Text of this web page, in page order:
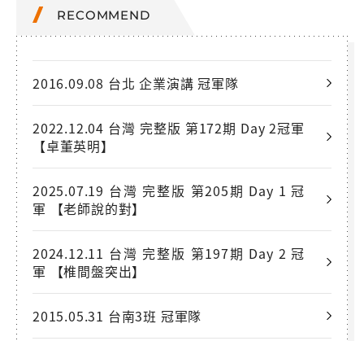
RECOMMEND
2016.09.08 台北 企業演講 冠軍隊
2022.12.04 台灣 完整版 第172期 Day 2冠軍
【卓董英明】
2025.07.19 台灣 完整版 第205期 Day 1 冠
軍 【老師說的對】
2024.12.11 台灣 完整版 第197期 Day 2 冠
軍 【椎間盤突出】
2015.05.31 台南3班 冠軍隊